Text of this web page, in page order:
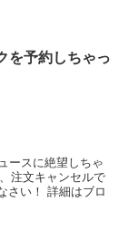
を予約しちゃっ
ースに絶望しちゃ
注文キャンセルで
さい！ 詳細はブロ